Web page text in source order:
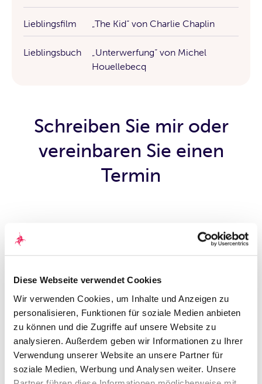
Diese Webseite verwendet Cookies
Wir verwenden Cookies, um Inhalte und Anzeigen zu
personalisieren, Funktionen für soziale Medien anbieten
zu können und die Zugriffe auf unsere Website zu
analysieren. Außerdem geben wir Informationen zu Ihrer
Verwendung unserer Website an unsere Partner für
soziale Medien, Werbung und Analysen weiter. Unsere
Lieblingsfilm „The Kid“ von Charlie Chaplin
Lieblingsbuch
„Unterwerfung“ von Michel
Houellebecq
Schreiben Sie mir oder
vereinbaren Sie einen
Termin
Persönliche Daten
Anrede*
Frau
Herr
Akademischer Grad
Vorname*
Nachname*